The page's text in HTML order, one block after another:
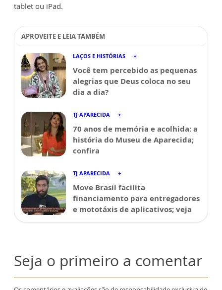
tablet ou iPad.
APROVEITE E LEIA TAMBÉM
LAÇOS E HISTÓRIAS
Você tem percebido as pequenas
alegrias que Deus coloca no seu
dia a dia?
TJ APARECIDA
70 anos de memória e acolhida: a
história do Museu de Aparecida;
confira
TJ APARECIDA
Move Brasil facilita
financiamento para entregadores
e mototáxis de aplicativos; veja
Seja o primeiro a comentar